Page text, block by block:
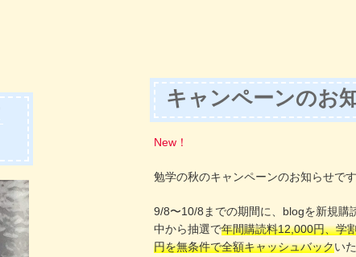
キャンペーンのお
New！
勉学の秋のキャンペーンのお知らせです
9/8〜10/8までの期間に、blogを新規購
中から抽選で年間購読料12,000円、学
円を無条件で全額キャッシュバックい